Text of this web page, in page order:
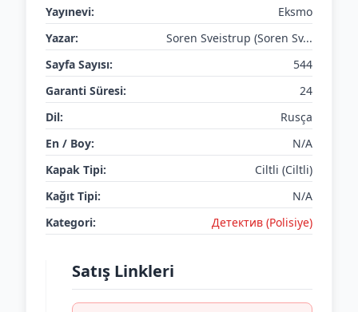
Yayınevi:
Eksmo
Yazar:
Soren Sveistrup (Soren Sv...
Sayfa Sayısı:
544
Garanti Süresi:
24
Dil:
Rusça
En / Boy:
N/A
Kapak Tipi:
Ciltli (Ciltli)
Kağıt Tipi:
N/A
Kategori:
Детектив (Polisiye)
Satış Linkleri